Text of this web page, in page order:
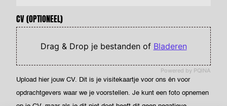
CV(OPTIONEEL)
Powered by PQINA
Drag & Drop je bestanden of Bladeren
Upload hier jouw CV. Dit is je visitekaartje voor ons én voor
opdrachtgevers waar we je voorstellen. Je kunt een foto opnemen